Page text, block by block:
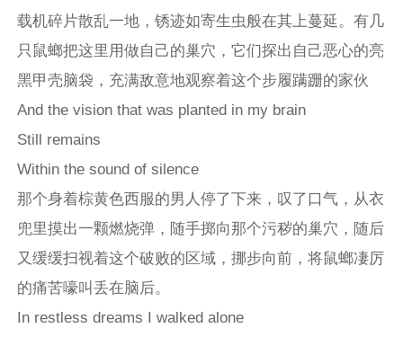
载机碎片散乱一地，锈迹如寄生虫般在其上蔓延。有几
只鼠螂把这里用做自己的巢穴，它们探出自己恶心的亮
黑甲壳脑袋，充满敌意地观察着这个步履蹒跚的家伙
And the vision that was planted in my brain
Still remains
Within the sound of silence
那个身着棕黄色西服的男人停了下来，叹了口气，从衣
兜里摸出一颗燃烧弹，随手掷向那个污秽的巢穴，随后
又缓缓扫视着这个破败的区域，挪步向前，将鼠螂凄厉
的痛苦嚎叫丢在脑后。
In restless dreams I walked alone